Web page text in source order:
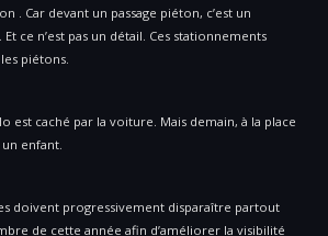
. Car devant un passage piéton, c’est un
ce n’est pas un détail. Ces stationnements
piétons.
est caché par la voiture. Mais demain, à la place
enfant.
doivent progressivement disparaître partout
de cette année afin d’améliorer la visibilité